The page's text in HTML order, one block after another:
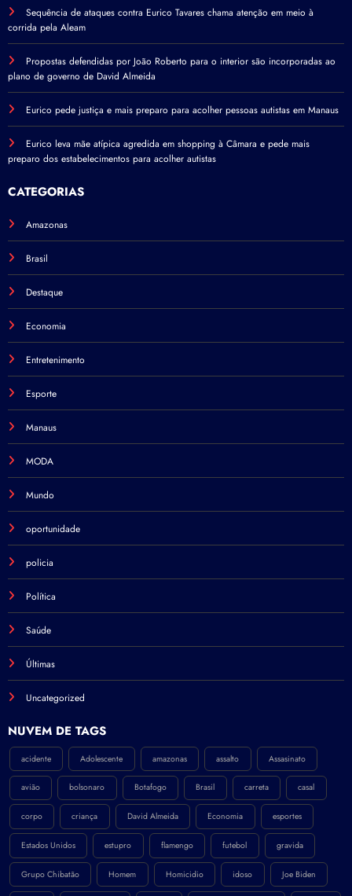
Sequência de ataques contra Eurico Tavares chama atenção em meio à
corrida pela Aleam
Propostas defendidas por João Roberto para o interior são incorporadas ao
plano de governo de David Almeida
Eurico pede justiça e mais preparo para acolher pessoas autistas em Manaus
Eurico leva mãe atípica agredida em shopping à Câmara e pede mais
preparo dos estabelecimentos para acolher autistas
CATEGORIAS
Amazonas
Brasil
Destaque
Economia
Entretenimento
Esporte
Manaus
MODA
Mundo
oportunidade
policia
Política
Saúde
Últimas
Uncategorized
NÚVEM DE TAGS
acidente Adolescente amazonas assalto Assasinato
avião bolsonaro Botafogo Brasil carreta casal
corpo criança David Almeida Economia esportes
Estados Unidos estupro flamengo futebol gravida
Grupo Chibatão Homem Homicidio idoso Joe Biden